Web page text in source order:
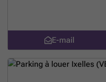
E-mail